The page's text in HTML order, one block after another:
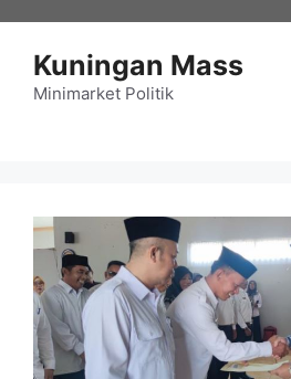
Kuningan Mass
Minimarket Politik